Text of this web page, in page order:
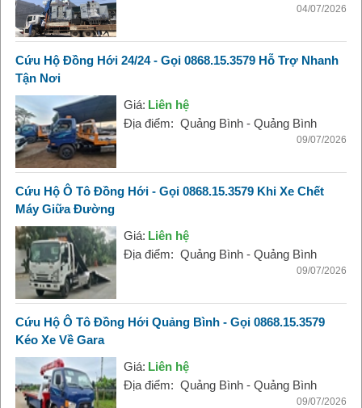
04/07/2026
Cứu Hộ Đồng Hới 24/24 - Gọi 0868.15.3579 Hỗ Trợ Nhanh
Tận Nơi
Giá: Liên hệ
Địa điểm: Quảng Bình - Quảng Bình
09/07/2026
Cứu Hộ Ô Tô Đồng Hới - Gọi 0868.15.3579 Khi Xe Chết
Máy Giữa Đường
Giá: Liên hệ
Địa điểm: Quảng Bình - Quảng Bình
09/07/2026
Cứu Hộ Ô Tô Đồng Hới Quảng Bình - Gọi 0868.15.3579
Kéo Xe Về Gara
Giá: Liên hệ
Địa điểm: Quảng Bình - Quảng Bình
09/07/2026